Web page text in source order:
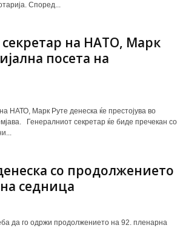
Според...
на НАТО, Марк
посета на
НАТО, Марк Руте денеска ќе престојува во
Генералниот секретар ќе биде пречекан со
со продолжението
седница
да го одржи продолжението на 92. пленарна